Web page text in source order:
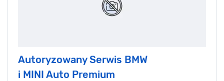
Autoryzowany Serwis BMW
i MINI Auto Premium